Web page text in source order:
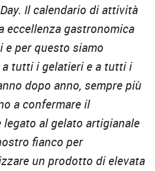
Il calendario di attività
eccellenza gastronomica
per questo siamo
tutti i gelatieri e a tutti i
dopo anno, sempre più
a confermare il
al gelato artigianale
fianco per
un prodotto di elevata